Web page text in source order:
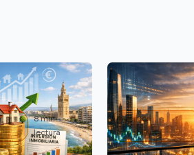
8 min
lectura
Inversión
Inmobiliaria